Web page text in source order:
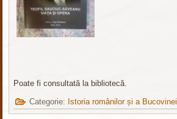
Poate fi consultată la bibliotecă.
Categorie: Istoria românilor și a Bucovinei